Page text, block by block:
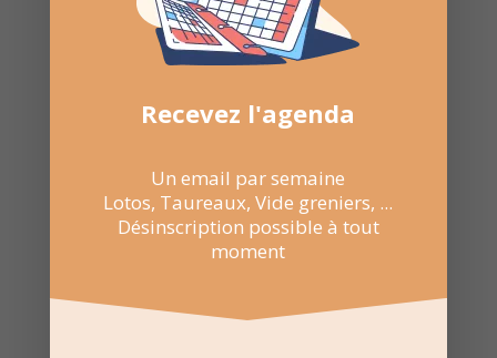
Recevez l'agenda
Un email par semaine
Lotos, Taureaux, Vide greniers, ...
Désinscription possible à tout
moment